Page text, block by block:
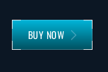
BUY NOW